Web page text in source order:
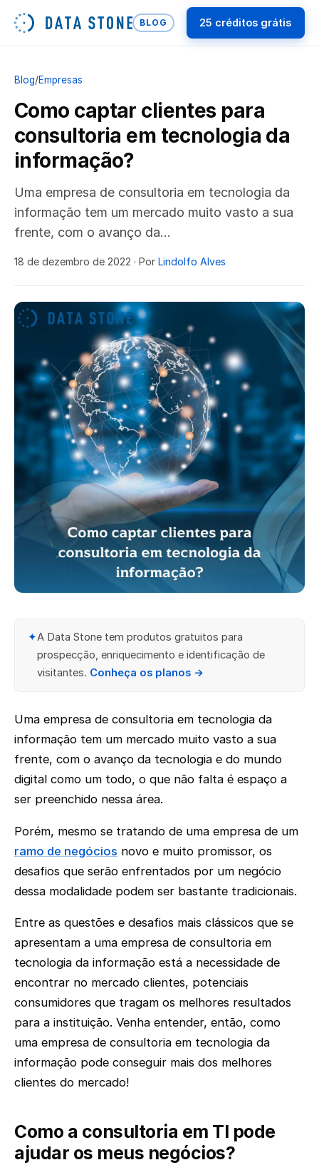
BLOG 25 créditos grátis
Blog/Empresas
Como captar clientes para
consultoria em tecnologia da
informação?
Uma empresa de consultoria em tecnologia da
informação tem um mercado muito vasto a sua
frente, com o avanço da…
18 de dezembro de 2022 · Por Lindolfo Alves
✦A Data Stone tem produtos gratuitos para
prospecção, enriquecimento e identificação de
visitantes. Conheça os planos →
Uma empresa de consultoria em tecnologia da
informação tem um mercado muito vasto a sua
frente, com o avanço da tecnologia e do mundo
digital como um todo, o que não falta é espaço a
ser preenchido nessa área.
Porém, mesmo se tratando de uma empresa de um
ramo de negócios novo e muito promissor, os
desafios que serão enfrentados por um negócio
dessa modalidade podem ser bastante tradicionais.
Entre as questões e desafios mais clássicos que se
apresentam a uma empresa de consultoria em
tecnologia da informação está a necessidade de
encontrar no mercado clientes, potenciais
consumidores que tragam os melhores resultados
para a instituição. Venha entender, então, como
uma empresa de consultoria em tecnologia da
informação pode conseguir mais dos melhores
clientes do mercado!
Como a consultoria em TI pode
ajudar os meus negócios?